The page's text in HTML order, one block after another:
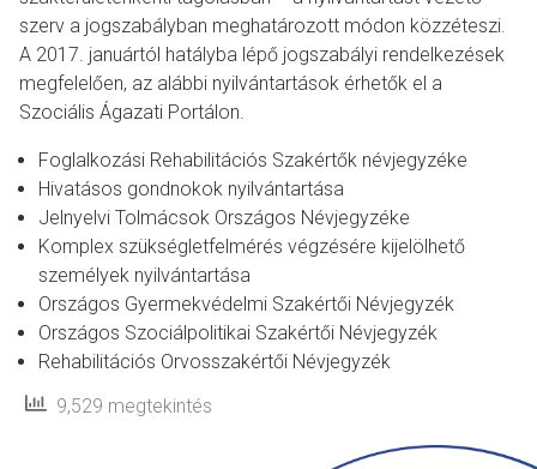
szerv a jogszabályban meghatározott módon közzéteszi.
A 2017. januártól hatályba lépő jogszabályi rendelkezések
megfelelően, az alábbi nyilvántartások érhetők el a
Szociális Ágazati Portálon.
Foglalkozási Rehabilitációs Szakértők névjegyzéke
Hivatásos gondnokok nyilvántartása
Jelnyelvi Tolmácsok Országos Névjegyzéke
Komplex szükségletfelmérés végzésére kijelölhető
személyek nyilvántartása
Országos Gyermekvédelmi Szakértői Névjegyzék
Országos Szociálpolitikai Szakértői Névjegyzék
Rehabilitációs Orvosszakértői Névjegyzék
9,529 megtekintés